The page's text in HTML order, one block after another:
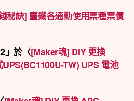
秘訣] 臺鐵各通勤使用票種票價
」於〈[Maker魂] DIY 更換
TW) UPS 電池